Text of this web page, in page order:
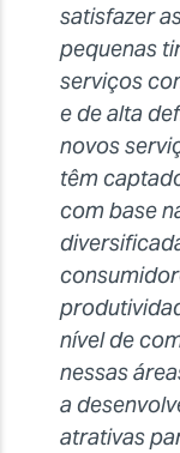
satisfazer
pequenas
serviços
e de alta
novos
têm
com base
nível de
nessas
a
atrativas